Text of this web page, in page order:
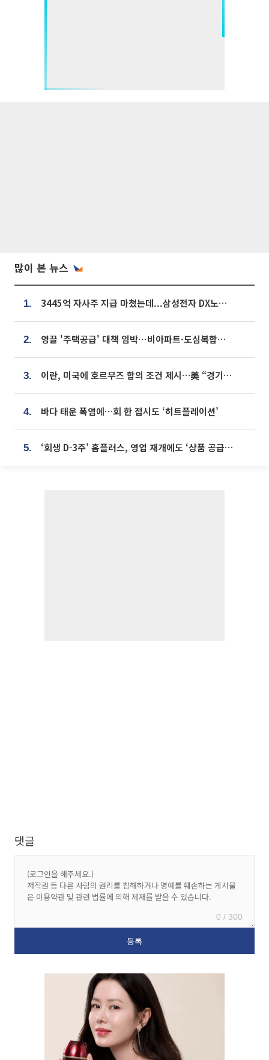
많이 본 뉴스
1. 3445억 자사주 지급 마쳤는데...삼성전자 DX노조, 뒤늦은 '떼쓰기 집회'
2. 영끌 '주택공급' 대책 임박⋯비아파트·도심복합까지 총동원
3. 이란, 미국에 호르무즈 합의 조건 제시…美 “경기 아직 안 끝나” [종합]
4. 바다 태운 폭염에…회 한 접시도 ‘히트플레이션’
5. ‘회생 D-3주’ 홈플러스, 영업 재개에도 ‘상품 공급망’ 복구가 생존 관건
댓글
0 / 300